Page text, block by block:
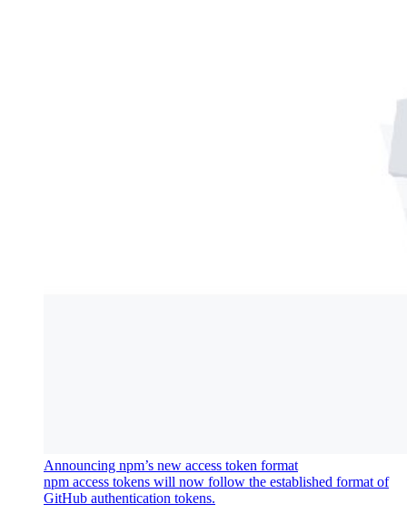
Announcing npm’s new access token format
npm access tokens will now follow the established format of
GitHub authentication tokens.